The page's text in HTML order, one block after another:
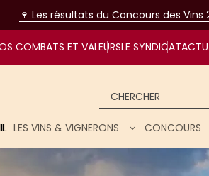
🍷 Les résultats du Concours des
COMBATS ET VALEURSLE SYNDICAT
libres par nos vins
LES VINS & VIGNERONS CONCOURS